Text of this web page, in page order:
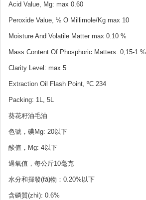
Acid Value, Mg: max 0.60
Peroxide Value, ½ O Millimole/Kg max 10
Moisture And Volatile Matter max 0.10 %
Mass Content Of Phosphoric Matters: 0,15-1 %
Clarity Level: max 5
Extraction Oil Flash Point, ºC 234
Packing: 1L, 5L
葵花籽油毛油
色號，碘Mg: 20以下
酸值，Mg: 4以下
過氧值，每公斤10毫克
水分和揮發(fā)物：0.20%以下
含磷質(zhì): 0.6%